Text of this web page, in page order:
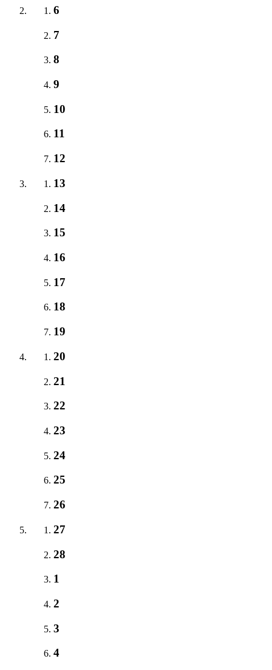
6
7
8
9
10
11
12
13
14
15
16
17
18
19
20
21
22
23
24
25
26
27
28
1
2
3
4